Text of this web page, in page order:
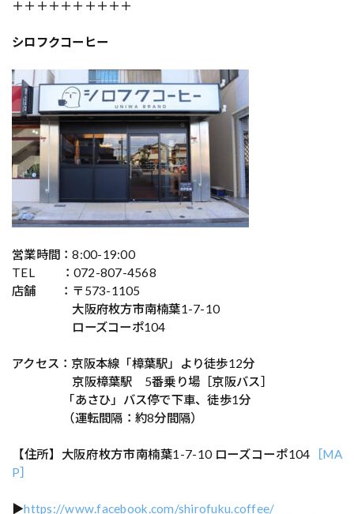
＋＋＋＋＋＋＋＋＋＋
シロフクコーヒー
営業時間：8:00-19:00
TEL ：072-807-4568
店舗 ：〒573-1105
大阪府枚方市南楠葉1-7-10
ローズコーポ104
アクセス：京阪本線「樟葉駅」より徒歩12分
京阪樟葉駅 5番乗り場［京阪バス］
「あさひ」バス停で下車、徒歩1分
（運転間隔：約8分間隔）
【住所】大阪府枚方市南楠葉1-7-10 ローズコーポ104 ［MA
P］
▶https://www.facebook.com/shirofuku.coffee/